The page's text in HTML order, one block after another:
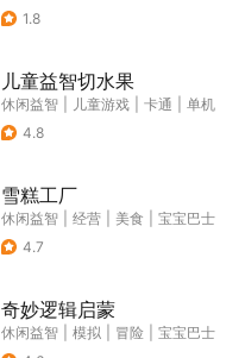
1.8
儿童益智切水果
休闲益智 儿童游戏 卡通
单机
4.8
雪糕工厂
休闲益智 经营 美食
宝宝巴士
4.7
奇妙逻辑启蒙
休闲益智 模拟 冒险
宝宝巴士